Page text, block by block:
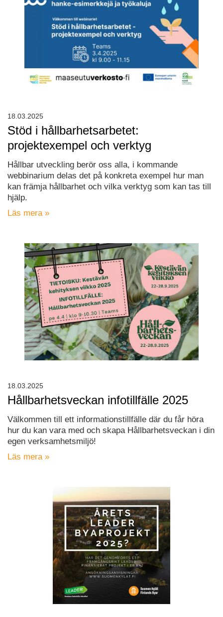
Stöd i hållbarhetsarbetet:
projektexempel och verktyg
Hållbar utveckling berör oss alla, i kommande
webbinarium delas det på konkreta exempel hur man
kan främja hållbarhet och vilka verktyg som kan tas till
hjälp.
Läs mera »
18.03.2025
Hållbarhetsveckan infotillfälle 2025
Välkommen till ett informationstillfälle där du får höra
hur du kan vara med och skapa Hållbarhetsveckan i din
egen verksamhetsmiljö!
Läs mera »
18.03.2025